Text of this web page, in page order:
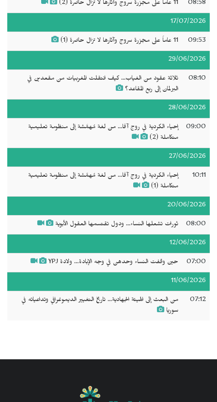
08:58 11 عاماً على مجزرة سروج وآثارها لا تزال حاضرة (2)
17/07/2026
09:53 11 عاماً على مجزرة سروج وآثارها لا تزال حاضرة (1)
29/06/2026
08:10
ثلاثة عقود من الغياب... كيف انتقلت المغربيات من مقعدين في
البرلمان إلى ربع المقاعد؟
28/06/2026
09:00
إحياء الكردية في روج آفا... من لغة مُهمَّشة إلى منظومة تعليمية
متكاملة (2)
27/06/2026
10:11
إحياء الكردية في روج آفا... من لغة مُهمَّشة إلى منظومة تعليمية
متكاملة (1)
20/06/2026
08:00 ثورات تشعلها النساء... ودول تقتسمها العقول الأبوية
12/06/2026
07:00 حين وقفت النساء وحدهن في وجه الإبادة… ولادة YPJ
11/06/2026
07:12
من البعث إلى الهيئة الجهادية... تاريخ التغيير الديموغرافي وتداعياته في
سوريا